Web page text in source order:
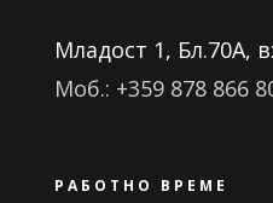
Младост 1, Бл.70А,
Моб.: +359 878 866
РАБОТНО ВРЕМЕ